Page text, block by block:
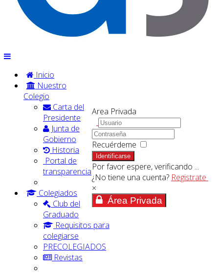
Area Privada
Recuérdeme
Identificarse
Por favor espere, verificando ...
¿No tiene una cuenta? Registrate
×
Área Privada
Inicio
Nuestro
Colegio
Carta del
Presidente
Junta de
Gobierno
Historia
Portal de
transparencia
Colegiados
Club del
Graduado
Requisitos para
colegiarse
PRECOLEGIADOS
Revistas